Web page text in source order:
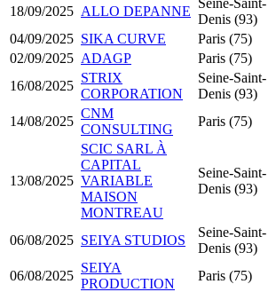
18/09/2025 ALLO DEPANNE
Seine-Saint-
Denis (93)
04/09/2025 SIKA CURVE Paris (75)
02/09/2025 ADAGP Paris (75)
16/08/2025
STRIX
CORPORATION
Seine-Saint-
Denis (93)
14/08/2025
CNM
CONSULTING
Paris (75)
13/08/2025
SCIC SARL À
CAPITAL
VARIABLE
MAISON
MONTREAU
Seine-Saint-
Denis (93)
06/08/2025 SEIYA STUDIOS
Seine-Saint-
Denis (93)
06/08/2025
SEIYA
PRODUCTION
Paris (75)